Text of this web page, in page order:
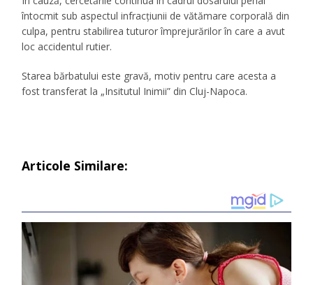
întocmit sub aspectul infracțiunii de vătămare corporală din
culpa, pentru stabilirea tuturor împrejurărilor în care a avut
loc accidentul rutier.
Starea bărbatului este gravă, motiv pentru care acesta a
fost transferat la „Insitutul Inimii” din Cluj-Napoca.
Articole Similare: